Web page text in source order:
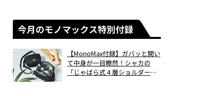
今月のモノマックス特別付録
【MonoMax付録】ガバッと開い
て中身が一目瞭然！シャカの
「じゃばら式４層ショルダーバ